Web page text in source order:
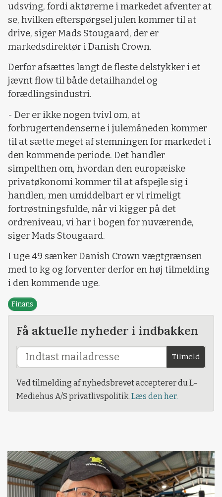
udsving, fordi aktørerne i markedet afventer at
se, hvilken efterspørgsel julen kommer til at
drive, siger Mads Stougaard, der er
markedsdirektør i Danish Crown.
Derfor afsættes langt de fleste delstykker i et
jævnt flow til både detailhandel og
forædlingsindustri.
- Der er ikke nogen tvivl om, at
forbrugertendenserne i julemåneden kommer
til at sætte meget af stemningen for markedet i
den kommende periode. Det handler
simpelthen om, hvordan den europæiske
privatøkonomi kommer til at afspejle sig i
handlen, men umiddelbart er vi rimeligt
fortrøstningsfulde, når vi kigger på det
ordreniveau, vi har i bogen for nuværende,
siger Mads Stougaard.
I uge 49 sænker Danish Crown vægtgrænsen
med to kg og forventer derfor en høj tilmelding
i den kommende uge.
Finans
Få aktuelle nyheder i indbakken
Tilmeld
Ved tilmelding af nyhedsbrevet accepterer du L-
Mediehus A/S privatlivspolitik. Læs den her.